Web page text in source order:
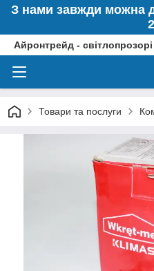
З нами завжди можна
Айронтрейд -
Товари та послуги